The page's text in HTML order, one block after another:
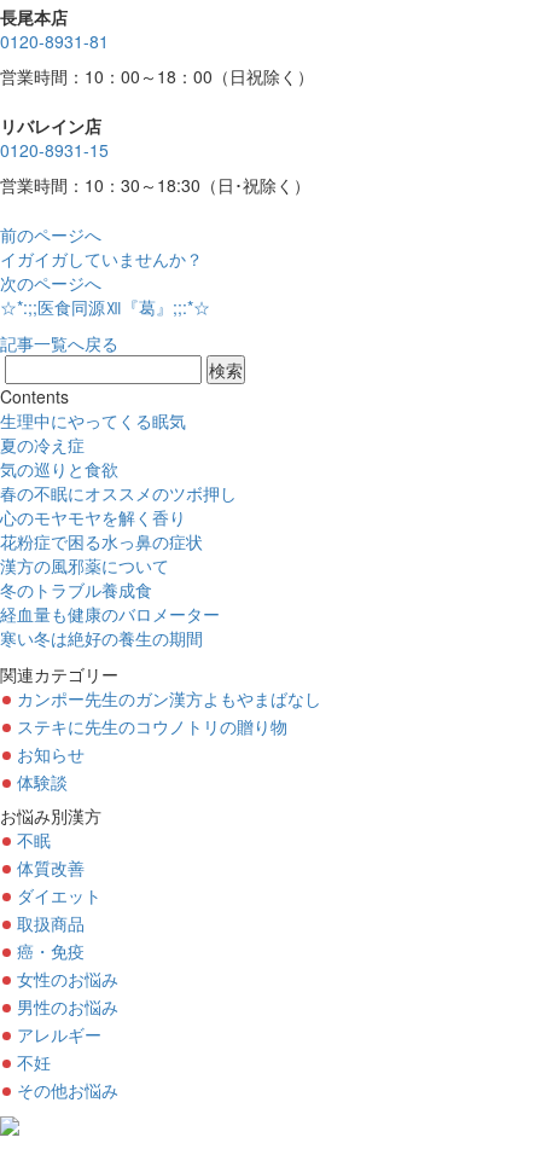
長尾本店
0120-8931-81
営業時間：10：00～18：00（日祝除く）
リバレイン店
0120-8931-15
営業時間：10：30～18:30（日･祝除く）
前のページへ
イガイガしていませんか？
次のページへ
☆*:;;医食同源Ⅻ『葛』;;:*☆
記事一覧へ戻る
Contents
生理中にやってくる眠気
夏の冷え症
気の巡りと食欲
春の不眠にオススメのツボ押し
心のモヤモヤを解く香り
花粉症で困る水っ鼻の症状
漢方の風邪薬について
冬のトラブル養成食
経血量も健康のバロメーター
寒い冬は絶好の養生の期間
関連カテゴリー
カンポー先生のガン漢方よもやまばなし
ステキに先生のコウノトリの贈り物
お知らせ
体験談
お悩み別漢方
不眠
体質改善
ダイエット
取扱商品
癌・免疫
女性のお悩み
男性のお悩み
アレルギー
不妊
その他お悩み